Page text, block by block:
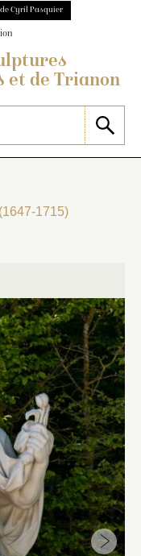
Cyril Pasquier
et de Trianon
1715)